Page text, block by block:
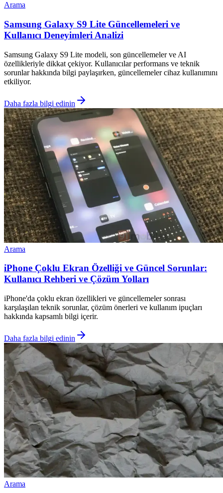
Arama
Samsung Galaxy S9 Lite Güncellemeleri ve
Kullanıcı Deneyimleri Analizi
Samsung Galaxy S9 Lite modeli, son güncellemeler ve AI
özellikleriyle dikkat çekiyor. Kullanıcılar performans ve teknik
sorunlar hakkında bilgi paylaşırken, güncellemeler cihaz kullanımını
etkiliyor.
Daha fazla bilgi edinin
Arama
iPhone Çoklu Ekran Özelliği ve Güncel Sorunlar:
Kullanıcı Rehberi ve Çözüm Yolları
iPhone'da çoklu ekran özellikleri ve güncellemeler sonrası
karşılaşılan teknik sorunlar, çözüm önerleri ve kullanım ipuçları
hakkında kapsamlı bilgi içerir.
Daha fazla bilgi edinin
Arama